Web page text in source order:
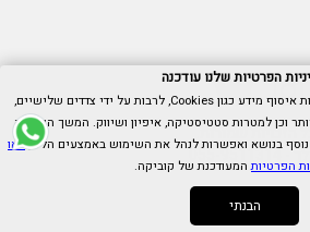
-
055-9511314
הפרטיות שלנו עודכנה
באתר זה נעשה שימוש בטכנולוגיות איסוף מידע כגון Cookies, לרבות על ידי צדדים שלישיים,
וכן למטרות סטטיסטיקה, איפיון ושיווק. המשך הגלישה
בנושא ואפשרות לנהל את השימוש באמצעים הללו,ראו
הפרטיותהמעודכנת של קוביקה.
הבנתי